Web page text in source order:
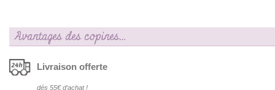
Avantages des copines…
Livraison offerte
dés 55€ d‘achat !